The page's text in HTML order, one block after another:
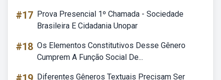
#17 Prova Presencial 1º Chamada - Sociedade
Brasileira E Cidadania Unopar
#18 Os Elementos Constitutivos Desse Gênero
Cumprem A Função Social De...
Diferentes Gêneros Textuais Precisam Ser